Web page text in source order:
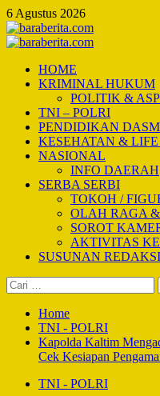
Skip
to
content
6 Agustus 2026
Primary
HOME
KRIMINAL HUKUM
POLITIK &
TNI – POLRI
PENDIDIKAN
KESEHATAN &
NASIONAL
INFO DAERAH
SERBA SERBI
TOKOH /
OLAH RAGA
SOROT
AKTIVITAS
SUSUNAN REDAKSI
Cari
untuk:
Home
TNI - POLRI
Kapolda Kaltim
Cek Kesiapan
TNI - POLRI